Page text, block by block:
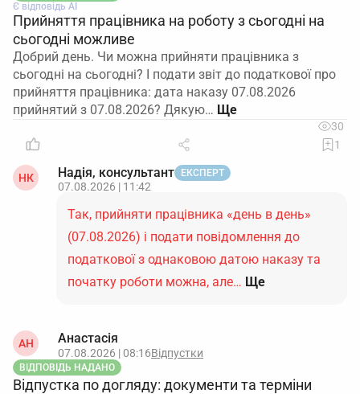
Є відповідь АІ
Прийняття працівника на роботу з сьогодні на
сьогодні можливе
Добрий день. Чи можна прийняти працівника з
сьогодні на сьогодні? І подати звіт до податкової про
прийняття працівника: дата наказу 07.08.2026
прийнятий з 07.08.2026? Дякую…
30
1
НК Надія, консультант ЕКСПЕРТ
07.08.2026 | 11:42
Так, прийняти працівника «день в день»
(07.08.2026) і подати повідомлення до
податкової з однаковою датою наказу та
початку роботи можна, але… Ще
АН Анастасія
07.08.2026 | 08:16Відпустки
ВІДПОВІДЬ НАДАНО
Відпустка по догляду: документи та терміни